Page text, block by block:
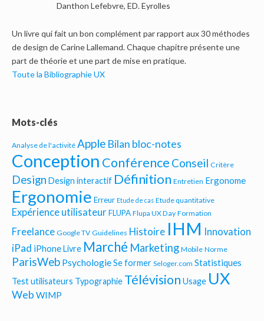
Danthon Lefebvre, ED. Eyrolles
Un livre qui fait un bon complément par rapport aux 30 méthodes
de design de Carine Lallemand. Chaque chapitre présente une
part de théorie et une part de mise en pratique.
Toute la Bibliographie UX
Mots-clés
Analyse de l'activité Apple Bilan bloc-notes
Conception Conférence Conseil Critère
Design Design interactif Définition Entretien Ergonome
Ergonomie Erreur Etude de cas Etude quantitative
Expérience utilisateur FLUPA Flupa UX Day Formation
Freelance Google TV Guidelines Histoire IHM Innovation
iPad iPhoneLivre Marché Marketing Mobile Norme
ParisWeb PsychologieSe former Seloger.com Statistiques
Test utilisateurs Typographie Télévision Usage UX
Web WIMP